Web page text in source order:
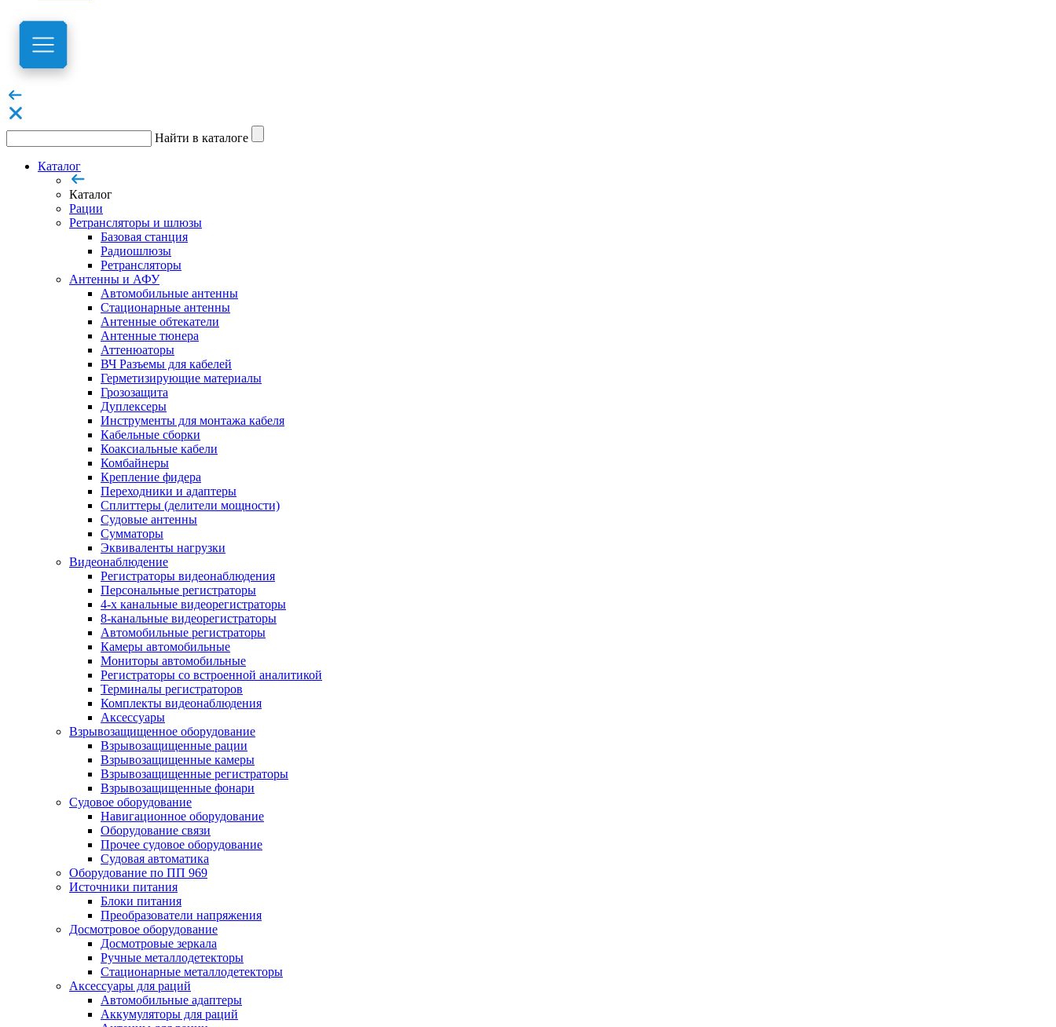
Найти в каталоге
Каталог
Каталог
Рации
Ретрансляторы и шлюзы
Базовая станция
Радиошлюзы
Ретрансляторы
Антенны и АФУ
Автомобильные антенны
Стационарные антенны
Антенные обтекатели
Антенные тюнера
Аттенюаторы
ВЧ Разъемы для кабелей
Герметизирующие материалы
Грозозащита
Дуплексеры
Инструменты для монтажа кабеля
Кабельные сборки
Коаксиальные кабели
Комбайнеры
Крепление фидера
Переходники и адаптеры
Сплиттеры (делители мощности)
Судовые антенны
Сумматоры
Эквиваленты нагрузки
Видеонаблюдение
Регистраторы видеонаблюдения
Персональные регистраторы
4-х канальные видеорегистраторы
8-канальные видеорегистраторы
Автомобильные регистраторы
Камеры автомобильные
Мониторы автомобильные
Регистраторы со встроенной аналитикой
Терминалы регистраторов
Комплекты видеонаблюдения
Аксессуары
Взрывозащищенное оборудование
Взрывозащищенные рации
Взрывозащищенные камеры
Взрывозащищенные регистраторы
Взрывозащищенные фонари
Судовое оборудование
Навигационное оборудование
Оборудование связи
Прочее судовое оборудование
Судовая автоматика
Оборудование по ПП 969
Источники питания
Блоки питания
Преобразователи напряжения
Досмотровое оборудование
Досмотровые зеркала
Ручные металлодетекторы
Стационарные металлодетекторы
Аксессуары для раций
Автомобильные адаптеры
Аккумуляторы для раций